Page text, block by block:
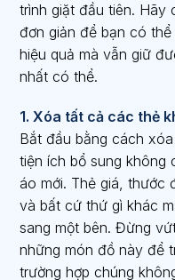
trình giặt đầu tiên. Hãy
đơn giản để bạn có
hiệu quả mà vẫn giữ
nhất có thể.
1. Xóa tất cả các thẻ
Bắt đầu bằng cách
tiện ích bổ sung không
áo mới. Thẻ giá, thước
và bất cứ thứ gì khác
sang một bên. Đừng
những món đồ này để
trường hợp chúng